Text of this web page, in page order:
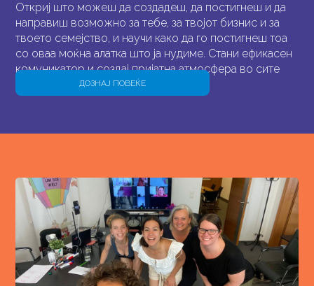
Откриј што можеш да создадеш, да постигнеш и да
направиш возможно за тебе, за твојот бизнис и за
твоето семејство, и научи како да го постигнеш тоа
со оваа моќна алатка што ја нудиме. Стани ефикасен
комуникатор и создај пријатна атмосфера во сите
твои интеракции.ДОЗНАЈ ПОВЕЌЕ